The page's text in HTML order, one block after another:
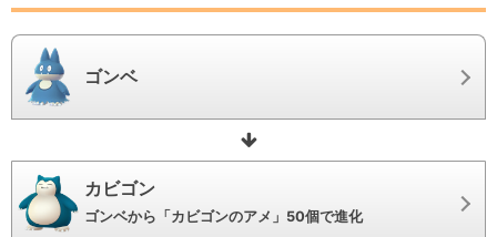
ゴンベ
カビゴン
ゴンベから「カビゴンのアメ」50個で進化